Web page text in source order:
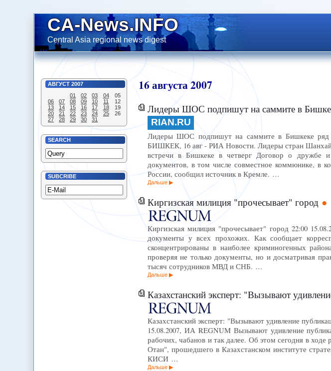
CA-News.INFO
Central Asia regional news digest
АВГУСТ 2007
01
02 03 04
05
06
07 08 09 10 11
12
13
14 15 16 17 18
19
20
21 22 23 24 25
26
27
28 29 30 31
SEARCH
SUBCRIBE
16августа2007
Лидеры ШОС подпишут на саммите в
RIAN.RU
Лидеры ШОС подпишут на саммите в Бишкеке
БИШКЕК, 16 авг - РИА Новости. Лидеры стран
встречи в Бишкеке в четверг Договор о дружбе
документов, в том числе совместное коммюнике, в
России, сообщил источник в Кремле. …
Дальше
Киргизская милиция "прочесывает" город
Киргизская милиция "прочесывает" город 22:00
документы у всех прохожих. Как сообщает
сконцентрированы в наиболее криминогенных
проверяя не только документы, но и досматривая
тысяч сотрудников МВД и СНБ. …
Дальше
Казахстанский эксперт: "Вызывают удивление
Казахстанский эксперт: "Вызывают удивление
15.08.2007, ИА REGNUM Вызывают удивление
рабочих, чабанов и так далее. Об этом сегодня в
Отан", прошедшего в Казахстанском институте
КИСИ …
Дальше